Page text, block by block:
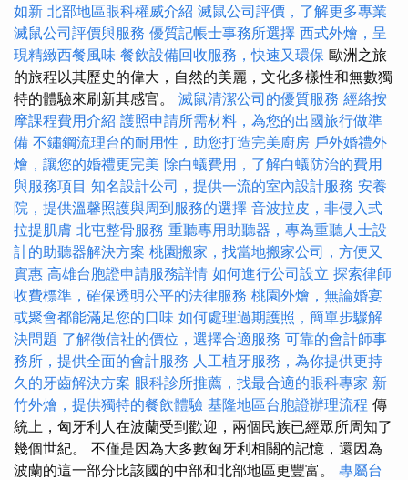
如新 北部地區眼科權威介紹 滅鼠公司評價，了解更多專業
滅鼠公司評價與服務 優質記帳士事務所選擇 西式外燴，呈
現精緻西餐風味 餐飲設備回收服務，快速又環保 歐洲之旅
的旅程以其歷史的偉大，自然的美麗，文化多樣性和無數獨
特的體驗來刷新其感官。 滅鼠清潔公司的優質服務 經絡按
摩課程費用介紹 護照申請所需材料，為您的出國旅行做準
備 不鏽鋼流理台的耐用性，助您打造完美廚房 戶外婚禮外
燴，讓您的婚禮更完美 除白蟻費用，了解白蟻防治的費用
與服務項目 知名設計公司，提供一流的室內設計服務 安養
院，提供溫馨照護與周到服務的選擇 音波拉皮，非侵入式
拉提肌膚 北屯整骨服務 重聽專用助聽器，專為重聽人士設
計的助聽器解決方案 桃園搬家，找當地搬家公司，方便又
實惠 高雄台胞證申請服務詳情 如何進行公司設立 探索律師
收費標準，確保透明公平的法律服務 桃園外燴，無論婚宴
或聚會都能滿足您的口味 如何處理過期護照，簡單步驟解
決問題 了解徵信社的價位，選擇合適服務 可靠的會計師事
務所，提供全面的會計服務 人工植牙服務，為你提供更持
久的牙齒解決方案 眼科診所推薦，找最合適的眼科專家 新
竹外燴，提供獨特的餐飲體驗 基隆地區台胞證辦理流程 傳
統上，匈牙利人在波蘭受到歡迎，兩個民族已經眾所周知了
幾個世紀。 不僅是因為大多數匈牙利相關的記憶，還因為
波蘭的這一部分比該國的中部和北部地區更豐富。 專屬台